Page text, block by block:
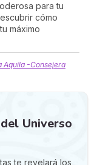
para tu
cómo
máximo
Aquila -Consejera
Universo
te revelará los